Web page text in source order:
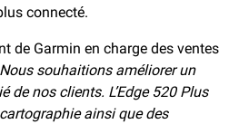
connecté.
de Garmin en charge des ventes
Nous souhaitions améliorer un
de nos clients. L’Edge 520 Plus
ainsi que des